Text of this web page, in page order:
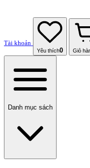
Tài khoản
Yêu thích0 Giỏ
Danh mục sách